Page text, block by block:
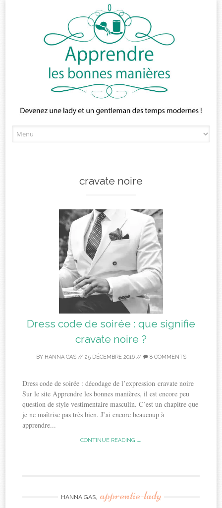
to
cravate noire
Dress code de soirée : que signifie
cravate noire ?
BY HANNA GAS// 25 DÉCEMBRE 2016// 8 COMMENTS
Dress code de soirée : décodage de l’expression cravate noire
Sur le site Apprendre les bonnes manières, il est encore peu
question de style vestimentaire masculin. C’est un chapitre que
je ne maîtrise pas très bien. J’ai encore beaucoup à
apprendre...
CONTINUE READING →
HANNA GAS, apprentie-lady